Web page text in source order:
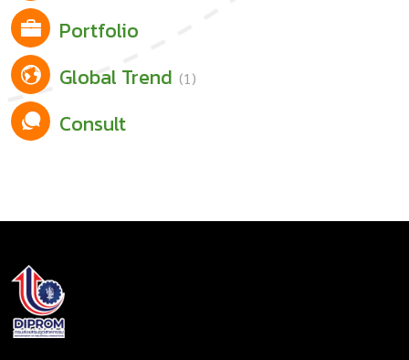
Portfolio
Global Trend (1)
Consult